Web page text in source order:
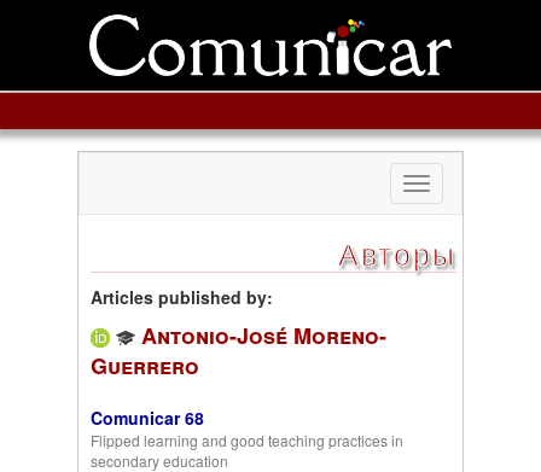
Toggle
navigation
Авторы
Articles published by:
Antonio-José Moreno-
Guerrero
Comunicar 68
Flipped learning and good teaching practices in
secondary education